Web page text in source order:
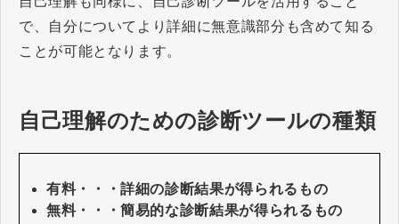
で、自分についてより詳細に無意識部分も含めて知る
ことが可能となります。
自己理解のための診断ツールの種類
有料・・・詳細の診断結果が得られるもの
無料・・・簡易的な診断結果が得られるもの